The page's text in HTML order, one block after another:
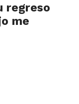
regreso
me